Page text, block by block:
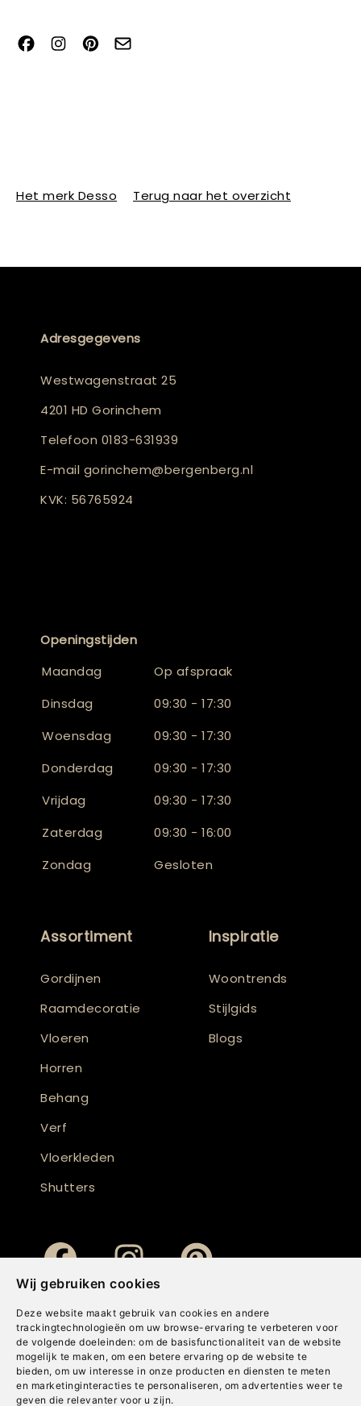
Wij gebruiken cookies
Deze website maakt gebruik van cookies en andere
trackingtechnologieën om uw browse-ervaring te verbeteren voor
de volgende doeleinden: om de basisfunctionaliteit van de website
mogelijk te maken , om een betere ervaring op de website te
bieden, om uw interesse in onze producten en diensten te meten
en marketinginteracties te personaliseren , om advertenties weer te
geven die relevanter voor u zijn.
Het merk Desso Terug naar het overzicht
Adresgegevens
Westwagenstraat 25
4201 HD Gorinchem
Telefoon 0183-631939
E-mail gorinchem@bergenberg.nl
KVK: 56765924
Openingstijden
Maandag
Op afspraak
Dinsdag
09:30 - 17:30
Woensdag
09:30 - 17:30
Donderdag
09:30 - 17:30
Vrijdag
09:30 - 17:30
Zaterdag
09:30 - 16:00
Zondag
Gesloten
Assortiment
Gordijnen
Raamdecoratie
Vloeren
Horren
Behang
Verf
Vloerkleden
Shutters
Inspiratie
Woontrends
Stijlgids
Blogs